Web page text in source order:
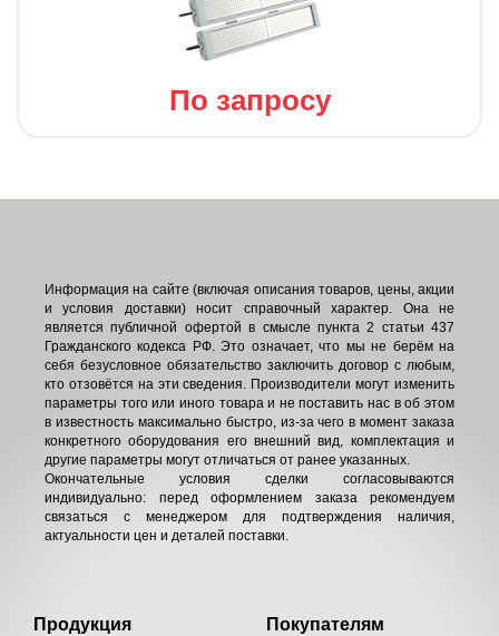
По запросу
Информация на сайте (включая описания товаров, цены, акции
и условия доставки) носит справочный характер. Она не
является публичной офертой в смысле пункта 2 статьи 437
Гражданского кодекса РФ. Это означает, что мы не берём на
себя безусловное обязательство заключить договор с любым,
кто отзовётся на эти сведения. Производители могут изменить
параметры того или иного товара и не поставить нас в об этом
в известность максимально быстро, из-за чего в момент заказа
конкретного оборудования его внешний вид, комплектация и
другие параметры могут отличаться от ранее указанных.
Окончательные условия сделки согласовываются
индивидуально: перед оформлением заказа рекомендуем
связаться с менеджером для подтверждения наличия,
актуальности цен и деталей поставки.
Продукция Покупателям